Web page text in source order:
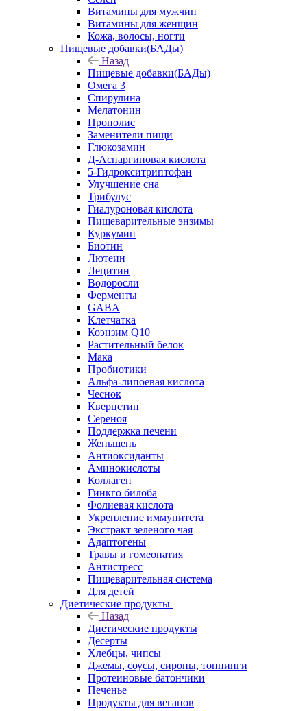
Витамины для мужчин
Витамины для женщин
Кожа, волосы, ногти
Пищевые добавки(БАДы)
Назад
Пищевые добавки(БАДы)
Омега 3
Спирулина
Мелатонин
Прополис
Заменители пищи
Глюкозамин
Д-Аспаргиновая кислота
5-Гидрокситриптофан
Улучшение сна
Трибулус
Гиалуроновая кислота
Пищеварительные энзимы
Куркумин
Биотин
Лютеин
Лецитин
Водоросли
Ферменты
GABA
Клетчатка
Коэнзим Q10
Растительный белок
Мака
Пробиотики
Альфа-липоевая кислота
Чеснок
Кверцетин
Сереноя
Поддержка печени
Женьшень
Антиоксиданты
Аминокислоты
Коллаген
Гинкго билоба
Фолиевая кислота
Укрепление иммунитета
Экстракт зеленого чая
Адаптогены
Травы и гомеопатия
Антистресс
Пищеварительная система
Для детей
Диетические продукты
Назад
Диетические продукты
Десерты
Хлебцы, чипсы
Джемы, соусы, сиропы, топпинги
Протеиновые батончики
Печенье
Продукты для веганов